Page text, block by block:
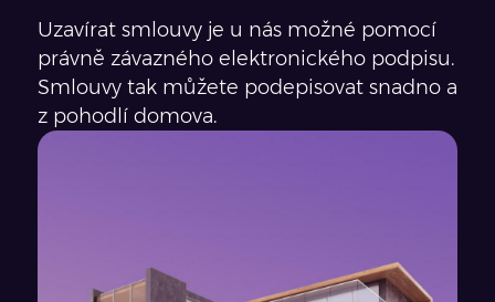
Uzavírat smlouvy je u nás možné pomocí
právně závazného elektronického podpisu.
Smlouvy tak můžete podepisovat snadno a
z pohodlí domova.